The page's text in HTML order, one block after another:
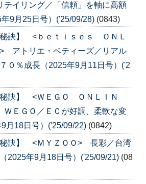
イリング／「信頼」を軸に高額
9月25日号）('25/09/28) (0843)
秘訣】 <ｂｅｔｉｓｅｓ ＯＮＬ
アトリエ・ベティーズ／リアル
０％成長（2025年9月11日号）('2
秘訣】 <ＷＥＧＯ ＯＮＬＩＮ
ＥＧＯ／ＥＣが好調、柔軟な変
月18日号）('25/09/22) (0842)
秘訣】 <ＭＹＺＯＯ> 長彩／台湾
2025年9月18日号）('25/09/21) (08